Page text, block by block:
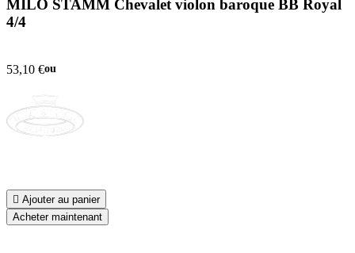
MILO STAMM Chevalet violon baroque BB Royal
4/4
53,10 €ou
 Ajouter au panier
Acheter maintenant